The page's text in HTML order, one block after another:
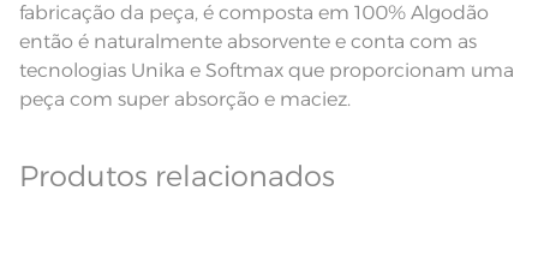
fabricação da peça, é composta em 100% Algodão
então é naturalmente absorvente e conta com as
tecnologias Unika e Softmax que proporcionam uma
peça com super absorção e maciez.
Produtos relacionados